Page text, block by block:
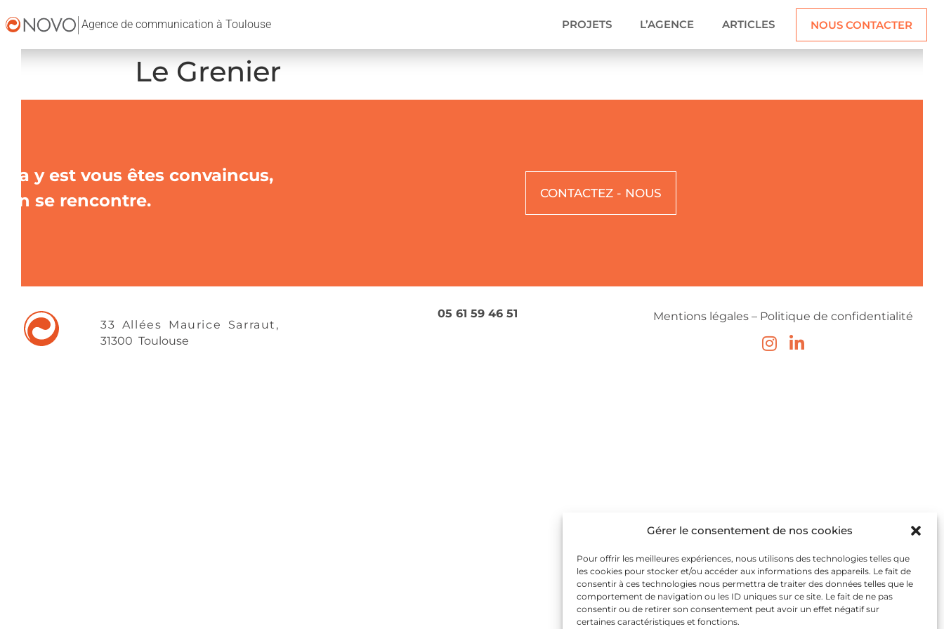
Gérer le consentement de nos cookies
Pour offrir les meilleures expériences, nous utilisons des technologies telles que
les cookies pour stocker et/ou accéder aux informations des appareils. Le fait de
consentir à ces technologies nous permettra de traiter des données telles que le
comportement de navigation ou les ID uniques sur ce site. Le fait de ne pas
consentir ou de retirer son consentement peut avoir un effet négatif sur
certaines caractéristiques et fonctions.
Agence de communication à Toulouse PROJETS L’AGENCE ARTICLES NOUS CONTACTER
Le Grenier
Ça y est vous êtes convaincus,
on se rencontre.
CONTACTEZ - NOUS
33 Allées Maurice Sarraut,
31300 Toulouse
05 61 59 46 51 Mentions légales – Politique de confidentialité